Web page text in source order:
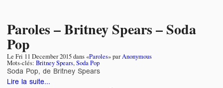
Paroles – Britney Spears – Soda
Pop
Le Fri 11 December 2015dans «Paroles» parAnonymous
Mots-clés: Britney Spears,Soda Pop
Soda Pop, de Britney Spears
Lire la suite...